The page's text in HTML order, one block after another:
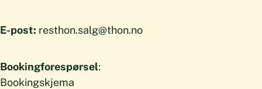
E-post: resthon.salg@thon.no
Bookingforespørsel:
Bookingskjema